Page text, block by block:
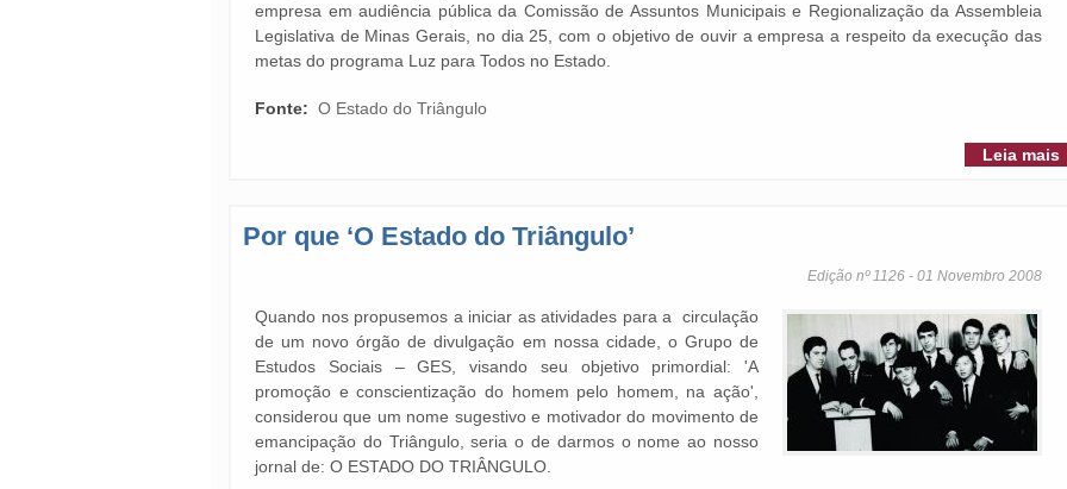
empresa em audiência pública da Comissão de Assuntos Municipais e Regionalização da Assembleia
Legislativa de Minas Gerais, no dia 25, com o objetivo de ouvir a empresa a respeito da execução das
metas do programa Luz para Todos no Estado.
Fonte: O Estado do Triângulo
Leia mais
Por que ‘O Estado do Triângulo’
Edição nº 1126 - 01 Novembro 2008
Quando nos propusemos a iniciar as atividades para a circulação
de um novo órgão de divulgação em nossa cidade, o Grupo de
Estudos Sociais – GES, visando seu objetivo primordial: 'A
promoção e conscientização do homem pelo homem, na ação',
considerou que um nome sugestivo e motivador do movimento de
emancipação do Triângulo, seria o de darmos o nome ao nosso
jornal de: O ESTADO DO TRIÂNGULO.